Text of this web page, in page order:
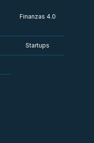
Finanzas 4.0
Startups